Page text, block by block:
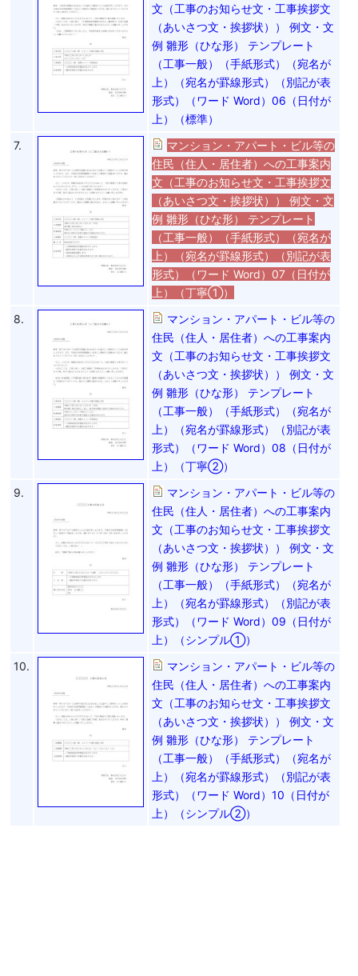
文（工事のお知らせ文・工事挨拶文
（あいさつ文・挨拶状）） 例文・文
例 雛形（ひな形） テンプレート
（工事一般）（手紙形式）（宛名が
上）（宛名が罫線形式）（別記が表
形式）（ワード Word）06（日付が
上）（標準）
7.
マンション・アパート・ビル等の
住民（住人・居住者）への工事案内
文（工事のお知らせ文・工事挨拶文
（あいさつ文・挨拶状）） 例文・文
例 雛形（ひな形） テンプレート
（工事一般）（手紙形式）（宛名が
上）（宛名が罫線形式）（別記が表
形式）（ワード Word）07（日付が
上）（丁寧①）
8.
マンション・アパート・ビル等の
住民（住人・居住者）への工事案内
文（工事のお知らせ文・工事挨拶文
（あいさつ文・挨拶状）） 例文・文
例 雛形（ひな形） テンプレート
（工事一般）（手紙形式）（宛名が
上）（宛名が罫線形式）（別記が表
形式）（ワード Word）08（日付が
上）（丁寧②）
9.
マンション・アパート・ビル等の
住民（住人・居住者）への工事案内
文（工事のお知らせ文・工事挨拶文
（あいさつ文・挨拶状）） 例文・文
例 雛形（ひな形） テンプレート
（工事一般）（手紙形式）（宛名が
上）（宛名が罫線形式）（別記が表
形式）（ワード Word）09（日付が
上）（シンプル①）
10.
マンション・アパート・ビル等の
住民（住人・居住者）への工事案内
文（工事のお知らせ文・工事挨拶文
（あいさつ文・挨拶状）） 例文・文
例 雛形（ひな形） テンプレート
（工事一般）（手紙形式）（宛名が
上）（宛名が罫線形式）（別記が表
形式）（ワード Word）10（日付が
上）（シンプル②）